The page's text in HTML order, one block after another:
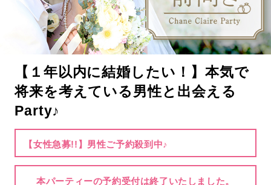
【１年以内に結婚したい！】本気で
将来を考えている男性と出会える
Party♪
【女性急募!!】男性ご予約殺到中♪
本パーティーの予約受付は終了いたしました。